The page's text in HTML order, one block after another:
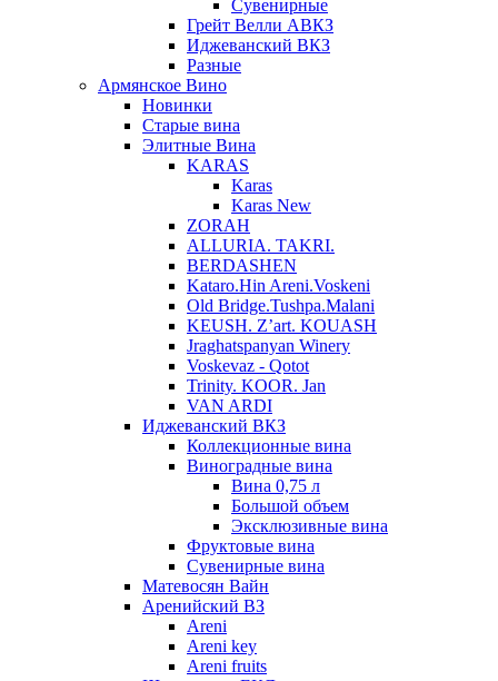
Сувенирные
Грейт Велли АВКЗ
Иджеванский ВКЗ
Разные
Армянское Вино
Новинки
Старые вина
Элитные Вина
KARAS
Karas
Karas New
ZORAH
ALLURIA. TAKRI.
BERDASHEN
Kataro.Hin Areni.Voskeni
Old Bridge.Tushpa.Malani
KEUSH. Z’art. KOUASH
Jraghatspanyan Winery
Voskevaz - Qotot
Trinity. KOOR. Jan
VAN ARDI
Иджеванский ВКЗ
Коллекционные вина
Виноградные вина
Вина 0,75 л
Большой объем
Эксклюзивные вина
Фруктовые вина
Cувенирные вина
Матевосян Вайн
Аренийский ВЗ
Areni
Areni key
Areni fruits